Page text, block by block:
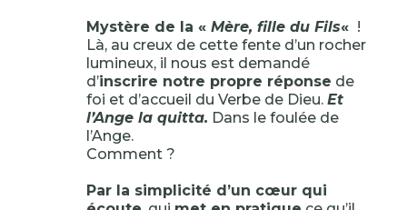
Mystère de la « Mère, fille du Fils« !
Là, au creux de cette fente d’un rocher
lumineux, il nous est demandé
d’inscrire notre propre réponse de
foi et d’accueil du Verbe de Dieu. Et
l’Ange la quitta. Dans le foulée de
l’Ange.
Comment ?
Par la simplicité d’un cœur qui